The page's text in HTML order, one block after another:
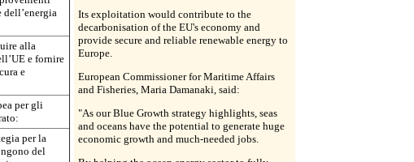
dell’energia
alla
e fornire
e
per gli
per la
del
Its exploitation would contribute to the
decarbonisation of the EU's economy and
provide secure and reliable renewable energy to
Europe.
European Commissioner for Maritime Affairs
and Fisheries, Maria Damanaki, said:
"As our Blue Growth strategy highlights, seas
and oceans have the potential to generate huge
economic growth and much-needed jobs.